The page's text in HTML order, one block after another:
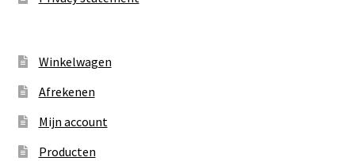
Winkelwagen
Afrekenen
Mijn account
Producten